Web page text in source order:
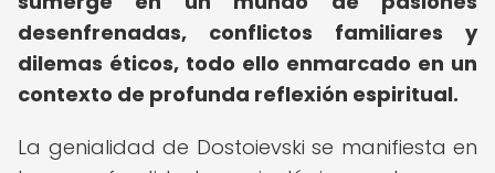
desenfrenadas, conflictos familiares y
dilemas éticos, todo ello enmarcado en un
contexto de profunda reflexión espiritual.
La genialidad de Dostoievski se manifiesta en